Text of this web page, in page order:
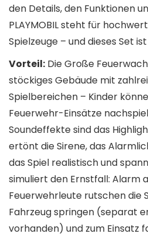
den Details, den Funktionen
PLAYMOBIL steht für
Spielzeuge – und dieses Set
Vorteil: Die Große
stöckiges Gebäude mit
Spielbereichen – Kinder
Feuerwehr-Einsätze
Soundeffekte sind das
ertönt die Sirene, das
das Spiel realistisch und
simuliert den Ernstfall: Alarm
Feuerwehrleute rutschen die
Fahrzeug springen (separat
vorhanden) und zum Einsatz